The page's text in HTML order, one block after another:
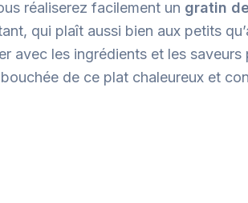
réaliserez facilement un gratin
qui plaît aussi bien aux petits
avec les ingrédients et les
de ce plat chaleureux et